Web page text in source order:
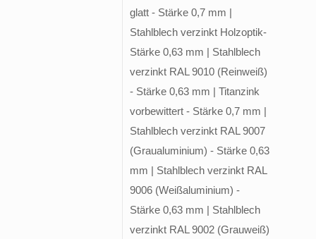
glatt - Stärke 0,7 mm |
Stahlblech verzinkt Holzoptik-
Stärke 0,63 mm | Stahlblech
verzinkt RAL 9010 (Reinweiß)
- Stärke 0,63 mm | Titanzink
vorbewittert - Stärke 0,7 mm |
Stahlblech verzinkt RAL 9007
(Graualuminium) - Stärke 0,63
mm | Stahlblech verzinkt RAL
9006 (Weißaluminium) -
Stärke 0,63 mm | Stahlblech
verzinkt RAL 9002 (Grauweiß)